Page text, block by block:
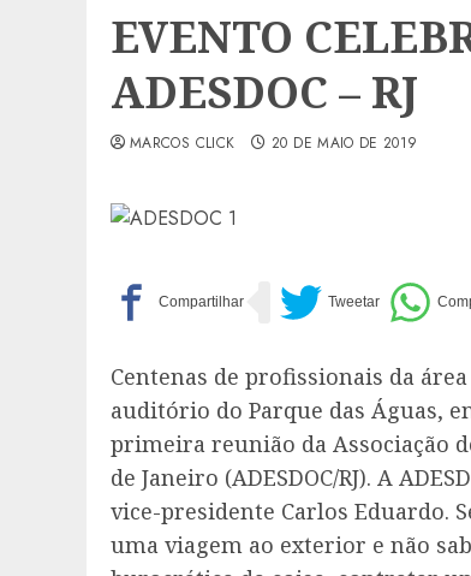
EVENTO
ADESDOC – RJ
MARCOS CLICK 20 DE MAIO DE 2019
Centenas de profissionais da
auditório do Parque das Águas,
primeira reunião da Associação
de Janeiro (ADESDOC/RJ). A
vice-presidente Carlos Eduardo.
uma viagem ao exterior e não